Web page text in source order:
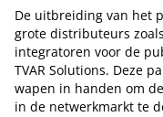
De uitbreiding van het
grote distributeurs
integratoren voor de
TVAR Solutions. Deze
wapen in handen om
in de netwerkmarkt te